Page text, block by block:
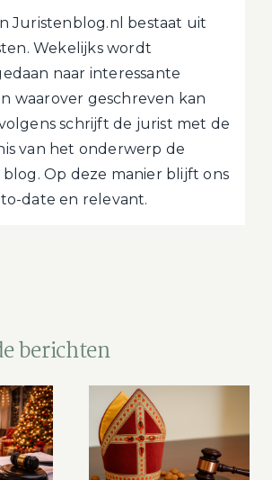
Juristenblog.nl bestaat uit
Wekelijks wordt
naar interessante
waarover geschreven kan
schrijft de jurist met de
van het onderwerp de
Op deze manier blijft ons
date en relevant.
berichten